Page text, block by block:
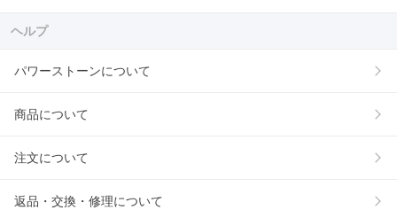
ヘルプ
パワーストーンについて
商品について
注文について
返品・交換・修理について